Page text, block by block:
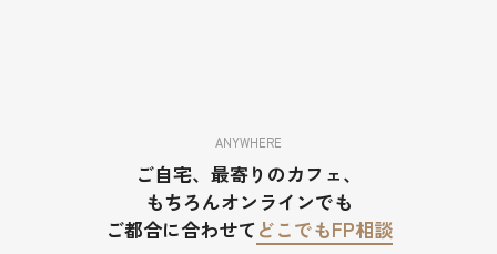
ANYWHERE
ご自宅、最寄りのカフェ、
もちろんオンラインでも
ご都合に合わせてどこでもFP相談